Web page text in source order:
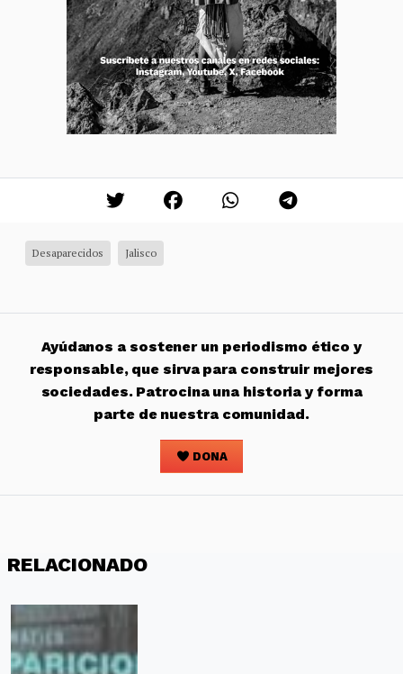
Desaparecidos Jalisco
Ayúdanos a sostener un periodismo ético y
responsable, que sirva para construir mejores
sociedades. Patrocina una historia y forma
parte de nuestra comunidad.
DONA
RELACIONADO